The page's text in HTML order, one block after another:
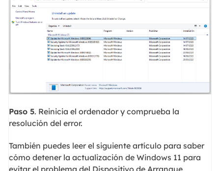
Paso 5. Reinicia el ordenador y comprueba la
resolución del error.
También puedes leer el siguiente artículo para saber
cómo detener la actualización de Windows 11 para